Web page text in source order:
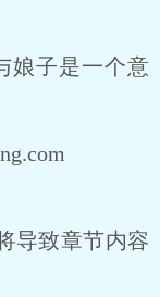
娘子是一个意
导致章节内容